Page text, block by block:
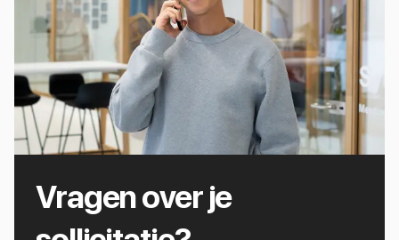
Vragen over je